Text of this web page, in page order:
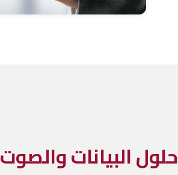
حلول البيانات والصوت